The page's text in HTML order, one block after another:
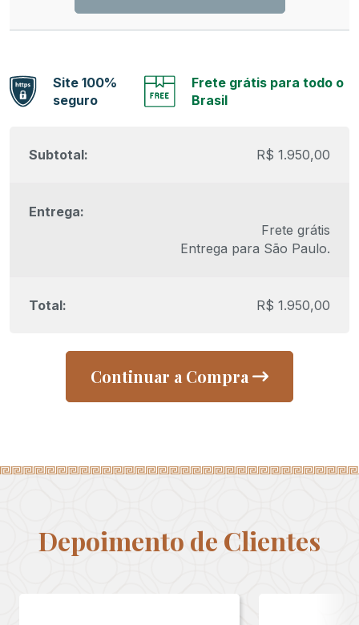
Site 100%
seguro
Frete grátis para todo o
Brasil
R$ 1.950,00
Frete grátis
Entrega para São Paulo.
R$ 1.950,00
Continuar a Compra
Depoimento de Clientes